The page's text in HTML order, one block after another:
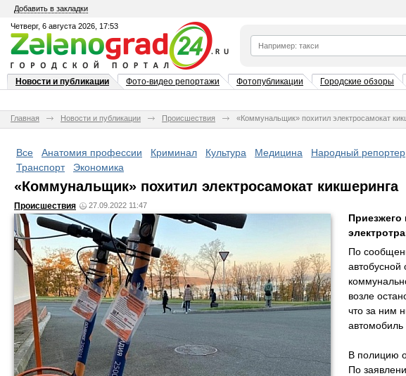
Добавить в закладки
Четверг, 6 августа 2026, 17:53
Новости и публикации Фото-видео репортажи Фотопубликации Городские обзоры
Главная Новости и публикации Происшествия «Коммунальщик» похитил электросамокат
Все Анатомия профессии Криминал Культура Медицина Народный репортер
Транспорт
Экономика
«Коммунальщик» похитил электросамокат кикшеринга
Происшествия 27.09.2022 11:47
Приезжего
По
автобусной
возле
что за ним
автомобиль
В полицию
По